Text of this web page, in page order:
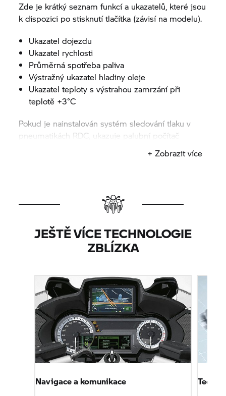
Zde je krátký seznam funkcí a ukazatelů, které jsou
k dispozici po stisknutí tlačítka (závisí na modelu).
Ukazatel dojezdu
Ukazatel rychlosti
Průměrná spotřeba paliva
Výstražný ukazatel hladiny oleje
Ukazatel teploty s výstrahou zamrzání při
teplotě +3°C
Pokud je nainstalován systém sledování tlaku v
pneumatikách RDC, ukazuje palubní počítač
aktuální tlak vzduchu v pneumatikách a okamžitě
zobrazuje příslušné odchylky. S palubním
+ Zobrazit více
JEŠTĚ VÍCE TECHNOLOGIE
ZBLÍZKA
Navigace a komunikace